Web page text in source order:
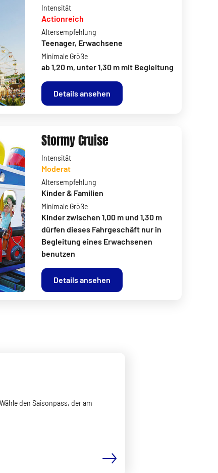
Intensität
Actionreich
Altersempfehlung
Teenager, Erwachsene
Minimale Größe
ab 1,20 m, unter 1,30 m mit Begleitung
Details ansehen
Stormy Cruise
Intensität
Moderat
Altersempfehlung
Kinder & Familien
Minimale Größe
Kinder zwischen 1,00 m und 1,30 m
dürfen dieses Fahrgeschäft nur in
Begleitung eines Erwachsenen
benutzen
Details ansehen
den Saisonpass, der am